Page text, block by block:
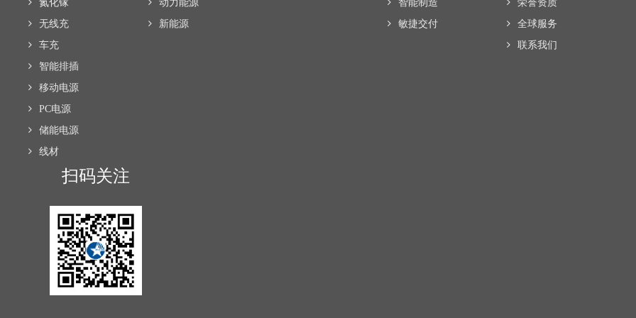
氮化镓
无线充
车充
智能排插
移动电源
PC电源
储能电源
线材
动力能源
新能源
智能制造
敏捷交付
荣誉资质
全球服务
联系我们
扫码关注